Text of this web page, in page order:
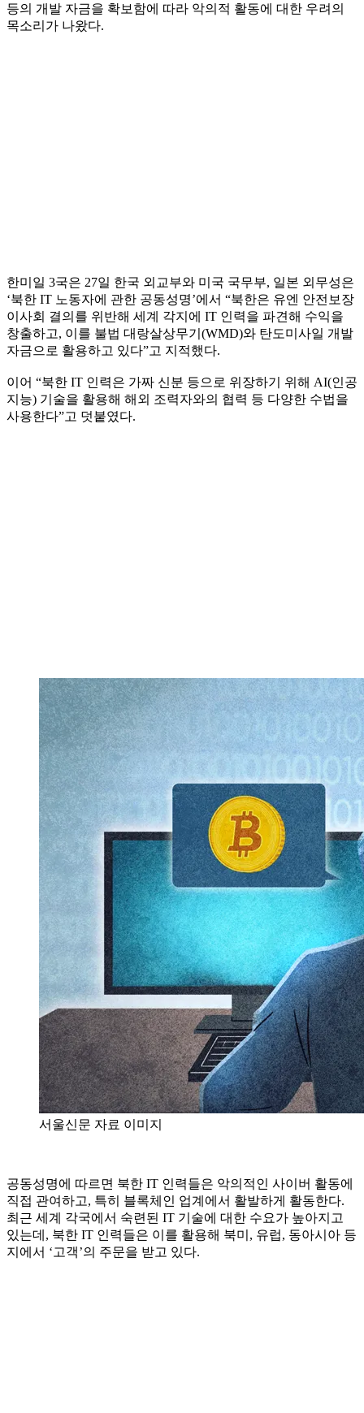
등의 개발 자금을 확보함에 따라 악의적 활동에 대한 우려의
목소리가 나왔다.
한미일 3국은 27일 한국 외교부와 미국 국무부, 일본 외무성은
‘북한 IT 노동자에 관한 공동성명’에서 “북한은 유엔 안전보장
이사회 결의를 위반해 세계 각지에 IT 인력을 파견해 수익을
창출하고, 이를 불법 대랑살상무기(WMD)와 탄도미사일 개발
자금으로 활용하고 있다”고 지적했다.
이어 “북한 IT 인력은 가짜 신분 등으로 위장하기 위해 AI(인공
지능) 기술을 활용해 해외 조력자와의 협력 등 다양한 수법을
사용한다”고 덧붙였다.
서울신문 자료 이미지
공동성명에 따르면 북한 IT 인력들은 악의적인 사이버 활동에
직접 관여하고, 특히 블록체인 업계에서 활발하게 활동한다.
최근 세계 각국에서 숙련된 IT 기술에 대한 수요가 높아지고
있는데, 북한 IT 인력들은 이를 활용해 북미, 유럽, 동아시아 등
지에서 ‘고객’의 주문을 받고 있다.